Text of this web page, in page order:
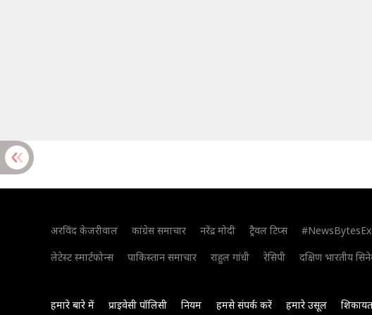
अरविंद केजरीवाल कांग्रेस समाचार नरेंद्र मोदी ट्रैवल टिप्स
लेटेस्ट स्मार्टफोन्स
पाकिस्तान समाचार राहुल गांधी रेसिपी दक्षिण भारतीय
हमारे बारे में प्राइवेसी पॉलिसी नियम हमसे संपर्क करें हमारे उसूल शिकायत